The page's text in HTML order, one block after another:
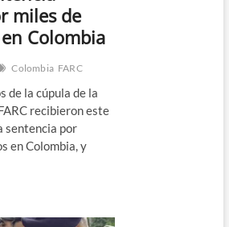
miles de
Colombia
Colombia FARC
de la cúpula de la
recibieron este
sentencia por
en Colombia, y